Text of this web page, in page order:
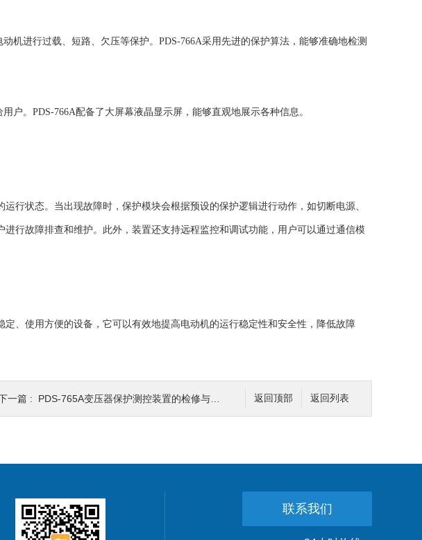
进行过载、短路、欠压等保护。PDS-766A采用先进的保护算法，能够准确地检测
。PDS-766A配备了大屏幕液晶显示屏，能够直观地展示各种信息。
状态。当出现故障时，保护模块会根据预设的保护逻辑进行动作，如切断电源、
行故障排查和维护。此外，装置还支持远程监控和调试功能，用户可以通过通信模
定、使用方便的设备，它可以有效地提高电动机的运行稳定性和安全性，降低故障
返回列表
返回顶部
一篇 : PDS-765A变压器保护测控装置的检修与大修
联系我们